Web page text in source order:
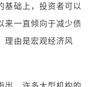
基础上，投资者可以
来一直倾向于减少债
理由是宏观经济风